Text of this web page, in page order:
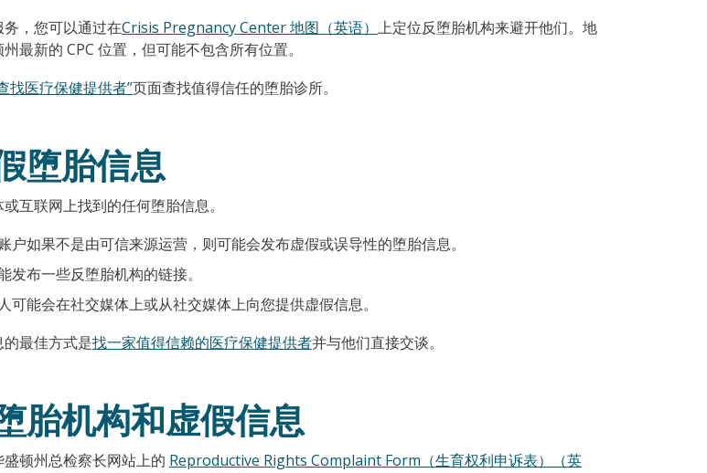
，您可以通过在Crisis Pregnancy Center 地图（英语） 上定位反堕胎机构来避开他们。地
最新的 CPC 位置，但可能不包含所有位置。
找医疗保健提供者”页面查找值得信任的堕胎诊所。
堕胎信息
互联网上找到的任何堕胎信息。
户如果不是由可信来源运营，则可能会发布虚假或误导性的堕胎信息。
发布一些反堕胎机构的链接。
可能会在社交媒体上或从社交媒体上向您提供虚假信息。
最佳方式是找一家值得信赖的医疗保健提供者并与他们直接交谈。
胎机构和虚假信息
顿州总检察长网站上的 Reproductive Rights Complaint Form（生育权利申诉表）（英